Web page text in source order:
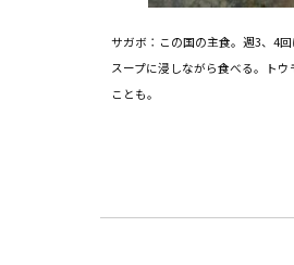
サガボ：この国の主食。週3、4
スープに浸しながら食べる。ト
ことも。